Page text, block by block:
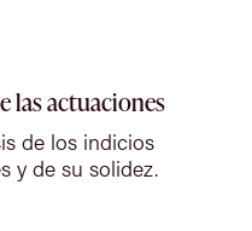
las actuaciones
de los indicios
y de su solidez.